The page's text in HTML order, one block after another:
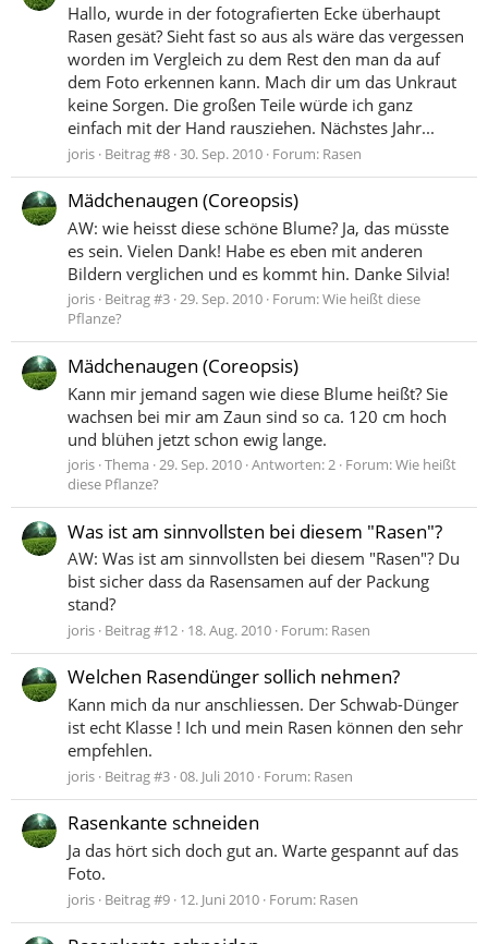
Hallo, wurde in der fotografierten Ecke überhaupt
Rasen gesät? Sieht fast so aus als wäre das vergessen
worden im Vergleich zu dem Rest den man da auf
dem Foto erkennen kann. Mach dir um das Unkraut
keine Sorgen. Die großen Teile würde ich ganz
einfach mit der Hand rausziehen. Nächstes Jahr...
joris Beitrag #8 30. Sep. 2010 Forum: Rasen
Mädchenaugen (Coreopsis)
AW: wie heisst diese schöne Blume? Ja, das müsste
es sein. Vielen Dank! Habe es eben mit anderen
Bildern verglichen und es kommt hin. Danke Silvia!
joris Beitrag #3 29. Sep. 2010 Forum:Wie heißt diese
Pflanze?
Mädchenaugen (Coreopsis)
Kann mir jemand sagen wie diese Blume heißt? Sie
wachsen bei mir am Zaun sind so ca. 120 cm hoch
und blühen jetzt schon ewig lange.
joris Thema 29. Sep. 2010 Antworten: 2 Forum:Wie heißt
diese Pflanze?
Was ist am sinnvollsten bei diesem "Rasen"?
AW: Was ist am sinnvollsten bei diesem "Rasen"? Du
bist sicher dass da Rasensamen auf der Packung
stand?
joris Beitrag #12 18. Aug. 2010 Forum: Rasen
Welchen Rasendünger sollich nehmen?
Kann mich da nur anschliessen. Der Schwab-Dünger
ist echt Klasse ! Ich und mein Rasen können den sehr
empfehlen.
joris Beitrag #3 08. Juli 2010 Forum: Rasen
Rasenkante schneiden
Ja das hört sich doch gut an. Warte gespannt auf das
Foto.
joris Beitrag #9 12. Juni 2010 Forum: Rasen